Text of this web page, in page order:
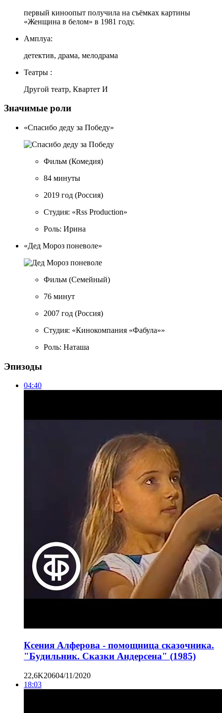
первый киноопыт получила на съёмках картины
«Женщина в белом» в 1981 году.
Амплуа:
детектив, драма, мелодрама
Театры :
Другой театр, Квартет И
Значимые роли
«Спасибо деду за Победу»
Фильм (Комедия)
84 минуты
2019 год (Россия)
Студия: «Rss Production»
Роль: Ирина
«Дед Мороз поневоле»
Фильм (Семейный)
76 минут
2007 год (Россия)
Студия: «Кинокомпания «Фабула»»
Роль: Наташа
Эпизоды
04:40
Ксения Алферова - помощница сказочника.
"Будильник. Сказки Андерсена" (1985)
22,6K20604/11/2020
18:03